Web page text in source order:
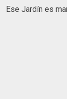
Ese Jardín es